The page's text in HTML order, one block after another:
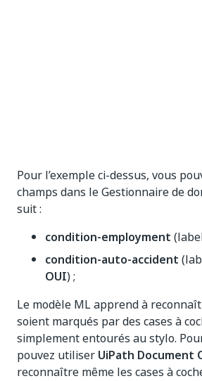
Pour l’exemple ci-dessus, vous
champs dans le Gestionnaire de
suit :
condition-employment
condition-auto-accident
OUI) ;
Le modèle ML apprend à
soient marqués par des cases à
simplement entourés au stylo.
pouvez utiliser UiPath Document
reconnaître même les cases à